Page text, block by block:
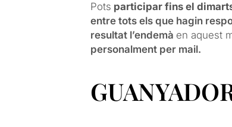
Pots participar fins el
entre tots els que hagin
resultat l’endemà en aquest
personalment per mail.